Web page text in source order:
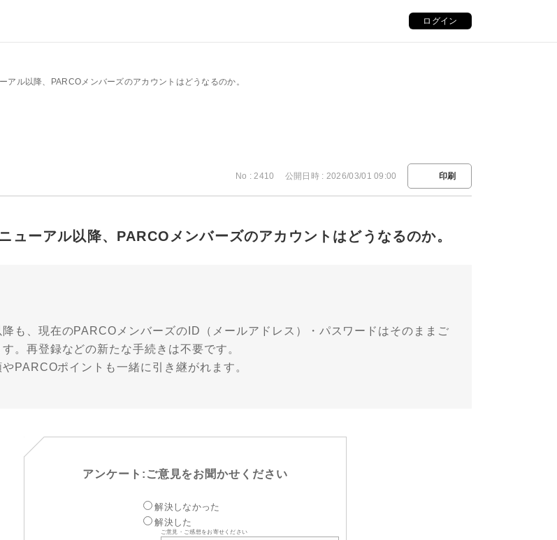
ログイン
アル以降、PARCOメンバーズのアカウントはどうなるのか。
No : 2410 公開日時 : 2026/03/01 09:00 印刷
ューアル以降、PARCOメンバーズのアカウントはどうなるのか。
降も、現在のPARCOメンバーズのID（メールアドレス）・パスワードはそのままご
。再登録などの新たな手続きは不要です。
PARCOポイントも一緒に引き継がれます。
アンケート:ご意見をお聞かせください
解決しなかった
解決した
ご意見・ご感想をお寄せください